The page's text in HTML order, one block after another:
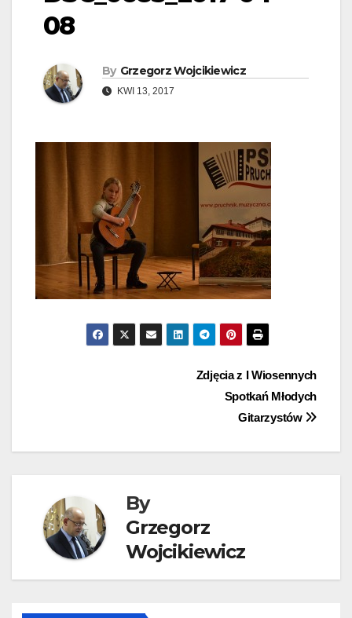
08
By Grzegorz Wojcikiewicz
KWI 13, 2017
Zdjęcia z I Wiosennych
Spotkań Młodych
Gitarzystów
By
Grzegorz
Wojcikiewicz